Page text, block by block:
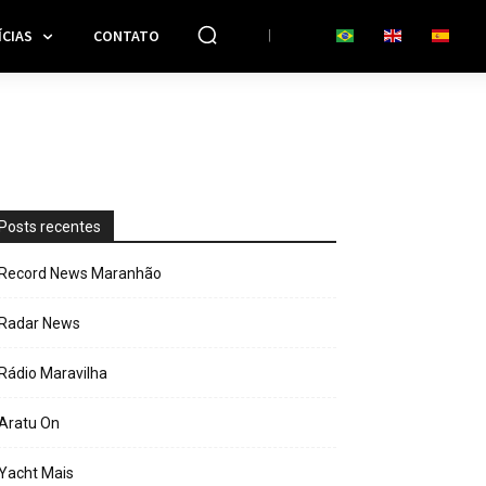
CONTATO
recentes
News Maranhão
News
Maravilha
On
Mais